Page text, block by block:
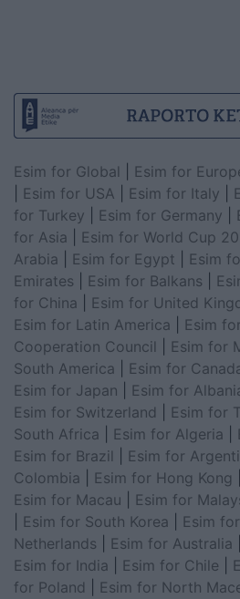
Esim for Global Esim for
Esim for USA Esim for Italy
for Turkey
Esim for Germany
for Asia
Esim for World Cup
Arabia
Esim for Egypt
Esim
Emirates
Esim for Balkans
for China
Esim for United
Esim for Latin America
Esim
Cooperation Council
Esim for
South America
Esim for
Esim for Japan
Esim for
Esim for Switzerland
Esim for
South Africa
Esim for Algeria
Esim for Brazil
Esim for
Colombia
Esim for Hong Kong
Esim for Macau
Esim for
Esim for South Korea Esim
Netherlands
Esim for Australia
Esim for India
Esim for Chile
for Poland
Esim for North